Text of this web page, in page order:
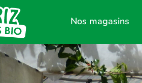
Nos magasins